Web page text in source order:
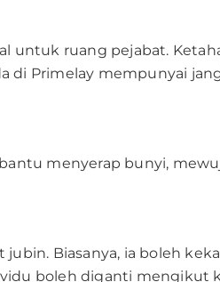
untuk ruang pejabat.
di Primelay mempunyai
menyerap bunyi,
Biasanya, ia boleh
boleh diganti mengikut